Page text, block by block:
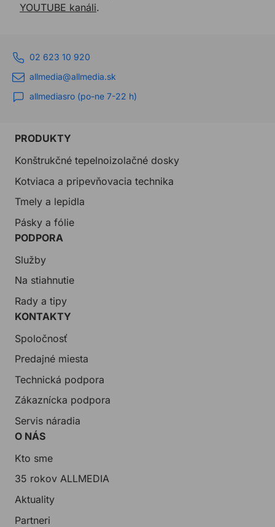
YOUTUBE kanáli.
02 623 10 920
allmedia@allmedia.sk
allmediasro (po-ne 7-22 h)
PRODUKTY
Konštrukčné tepelnoizolačné dosky
Kotviaca a pripevňovacia technika
Tmely a lepidla
Pásky a fólie
PODPORA
Služby
Na stiahnutie
Rady a tipy
KONTAKTY
Spoločnosť
Predajné miesta
Technická podpora
Zákaznícka podpora
Servis náradia
O NÁS
Kto sme
35 rokov ALLMEDIA
Aktuality
Partneri